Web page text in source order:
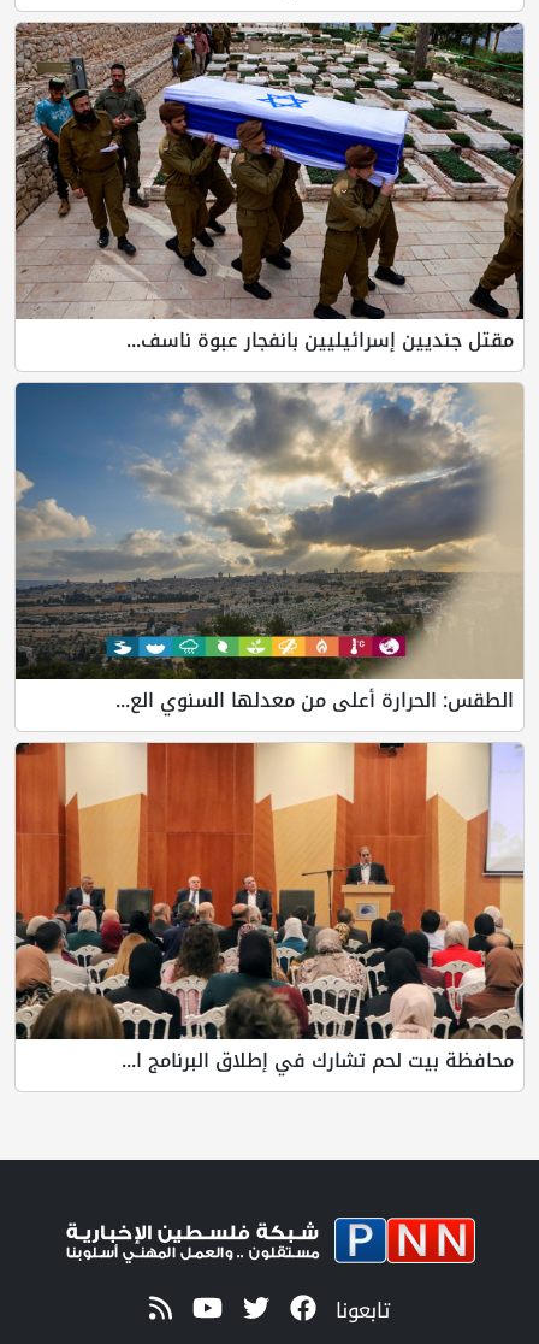
مقتل جنديين إسرائيليين بانفجار عبوة ناسف...
الطقس: الحرارة أعلى من معدلها السنوي الع...
محافظة بيت لحم تشارك في إطلاق البرنامج ا...
تابعونا